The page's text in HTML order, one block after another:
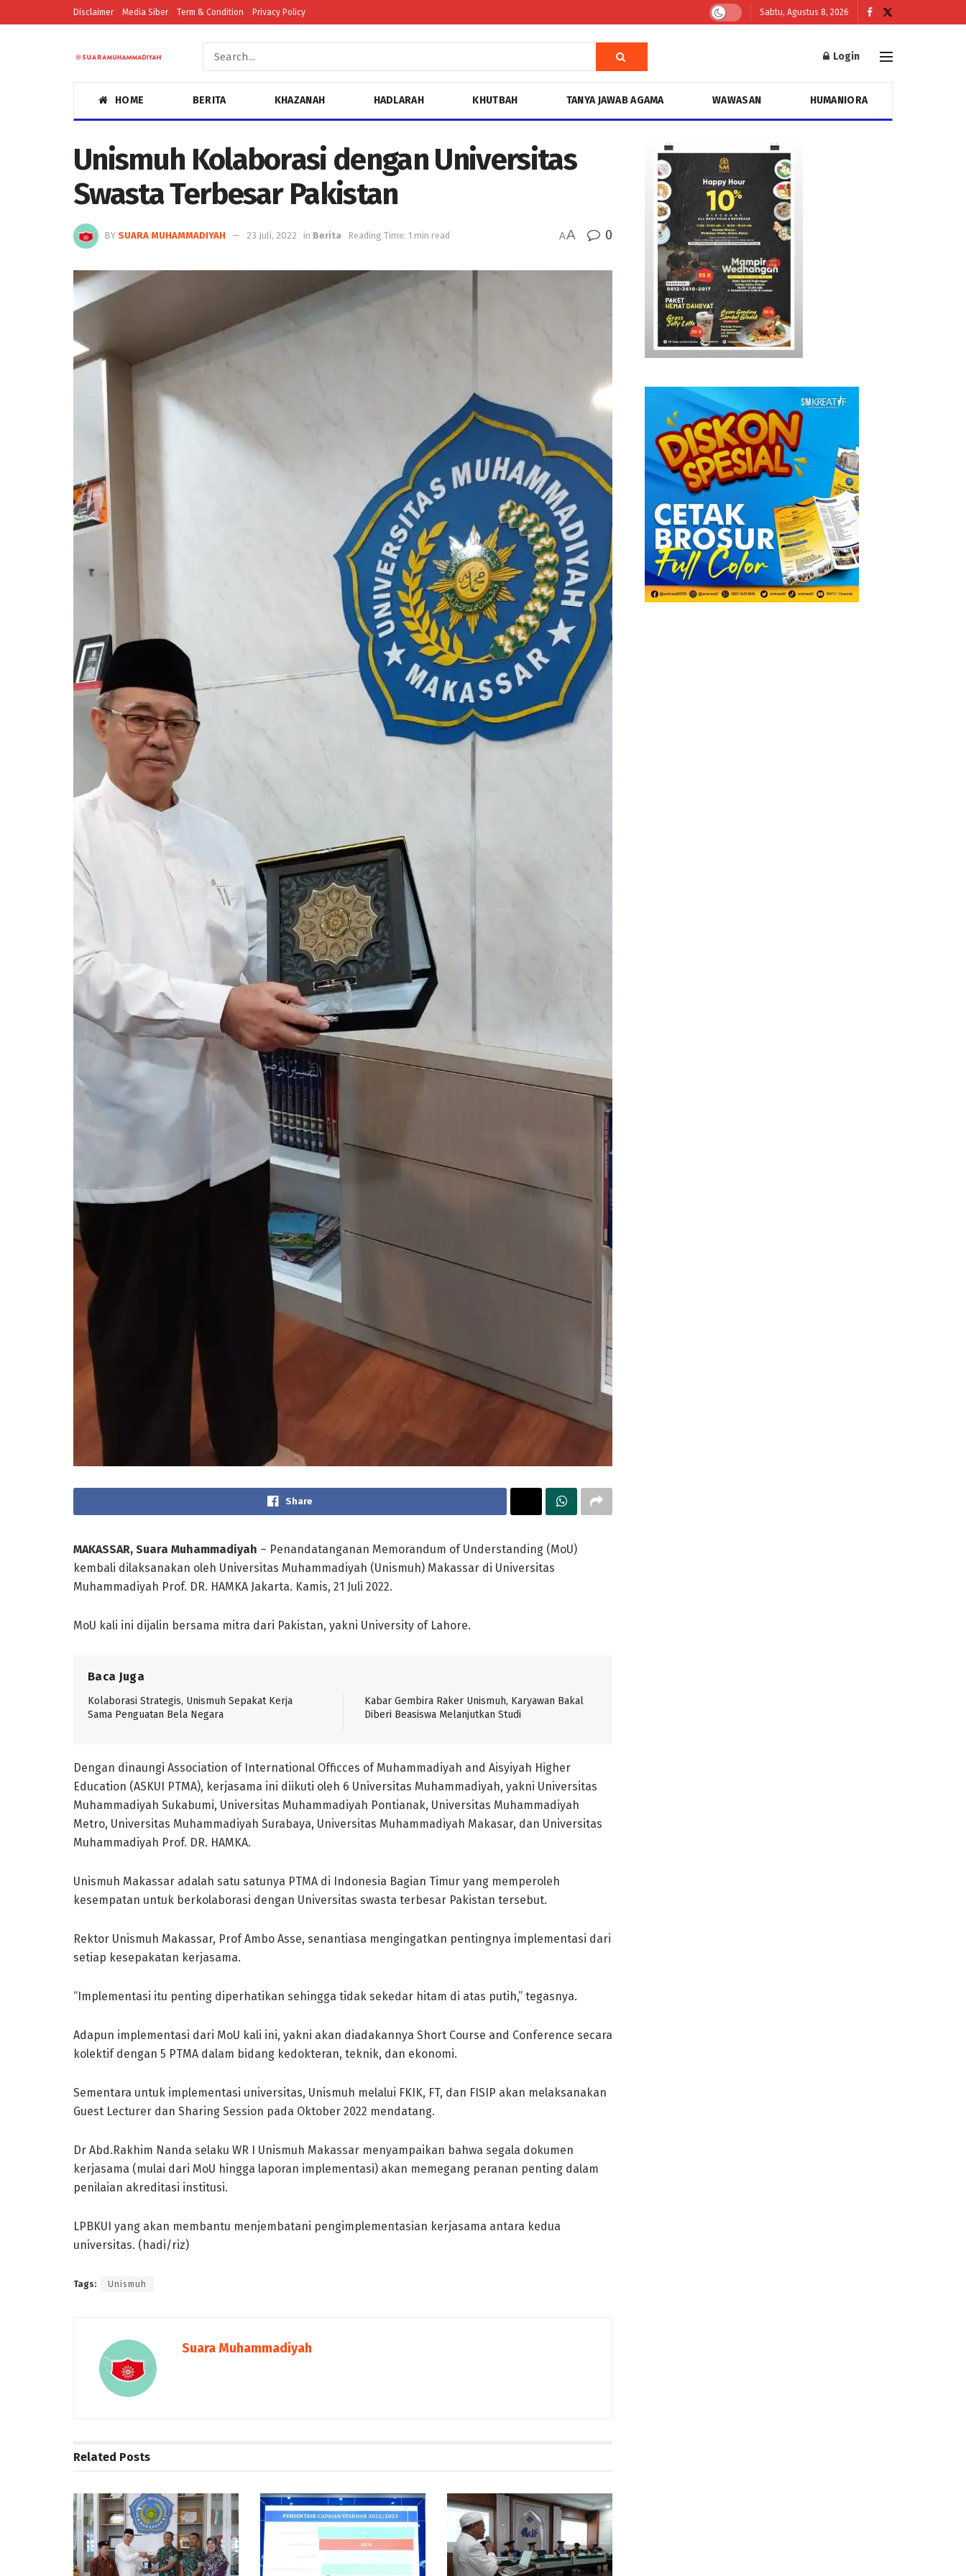
Disclaimer Media Siber Term & Condition Privacy Policy Sabtu, Agustus 8, 2026
Login
HOME BERITA KHAZANAH HADLARAH KHUTBAH TANYA JAWAB AGAMA WAWASAN HUMANIORA
Unismuh Kolaborasi dengan Universitas
Swasta Terbesar Pakistan
BY SUARA MUHAMMADIYAH 23 Juli, 2022 in Berita Reading Time: 1 min read AA 0
Share
MAKASSAR, Suara Muhammadiyah – Penandatanganan Memorandum of Understanding (MoU)
kembali dilaksanakan oleh Universitas Muhammadiyah (Unismuh) Makassar di Universitas
Muhammadiyah Prof. DR. HAMKA Jakarta. Kamis, 21 Juli 2022.
MoU kali ini dijalin bersama mitra dari Pakistan, yakni University of Lahore.
Baca Juga
Kolaborasi Strategis, Unismuh Sepakat Kerja
Sama Penguatan Bela Negara
Kabar Gembira Raker Unismuh, Karyawan Bakal
Diberi Beasiswa Melanjutkan Studi
Dengan dinaungi Association of International Officces of Muhammadiyah and Aisyiyah Higher
Education (ASKUI PTMA), kerjasama ini diikuti oleh 6 Universitas Muhammadiyah, yakni Universitas
Muhammadiyah Sukabumi, Universitas Muhammadiyah Pontianak, Universitas Muhammadiyah
Metro, Universitas Muhammadiyah Surabaya, Universitas Muhammadiyah Makasar, dan Universitas
Muhammadiyah Prof. DR. HAMKA.
Unismuh Makassar adalah satu satunya PTMA di Indonesia Bagian Timur yang memperoleh
kesempatan untuk berkolaborasi dengan Universitas swasta terbesar Pakistan tersebut.
Rektor Unismuh Makassar, Prof Ambo Asse, senantiasa mengingatkan pentingnya implementasi dari
setiap kesepakatan kerjasama.
“Implementasi itu penting diperhatikan sehingga tidak sekedar hitam di atas putih,” tegasnya.
Adapun implementasi dari MoU kali ini, yakni akan diadakannya Short Course and Conference secara
kolektif dengan 5 PTMA dalam bidang kedokteran, teknik, dan ekonomi.
Sementara untuk implementasi universitas, Unismuh melalui FKIK, FT, dan FISIP akan melaksanakan
Guest Lecturer dan Sharing Session pada Oktober 2022 mendatang.
Dr Abd.Rakhim Nanda selaku WR I Unismuh Makassar menyampaikan bahwa segala dokumen
kerjasama (mulai dari MoU hingga laporan implementasi) akan memegang peranan penting dalam
penilaian akreditasi institusi.
LPBKUI yang akan membantu menjembatani pengimplementasian kerjasama antara kedua
universitas. (hadi/riz)
Tags: Unismuh
Suara Muhammadiyah
Related Posts